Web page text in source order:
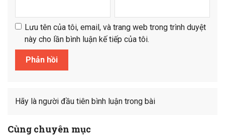
Lưu tên của tôi, email, và trang web trong trình duyệt
này cho lần bình luận kế tiếp của tôi.
Hãy là người đầu tiên bình luận trong bài
Cùng chuyên mục